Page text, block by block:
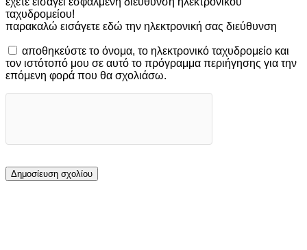
ταχυδρομείου!
παρακαλώ εισάγετε εδώ την ηλεκτρονική σας διεύθυνση
αποθηκεύστε το όνομα, το ηλεκτρονικό ταχυδρομείο και
τον ιστότοπό μου σε αυτό το πρόγραμμα περιήγησης για την
επόμενη φορά που θα σχολιάσω.